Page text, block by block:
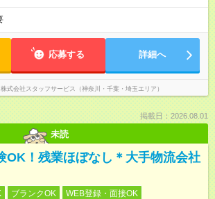
応募する 詳細へ
株式会社スタッフサービス（神奈川・千葉・埼玉エリア）
掲載日：2026.08.01
未読
OK！残業ほぼなし＊大手物流会社
ブランクOK WEB登録・面接OK